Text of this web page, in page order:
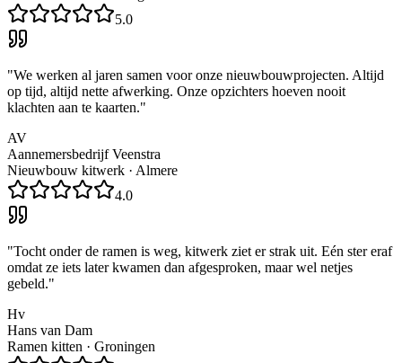
5.0
"We werken al jaren samen voor onze nieuwbouwprojecten. Altijd
op tijd, altijd nette afwerking. Onze opzichters hoeven nooit
klachten aan te kaarten."
AV
Aannemersbedrijf Veenstra
Nieuwbouw kitwerk · Almere
4.0
"Tocht onder de ramen is weg, kitwerk ziet er strak uit. Eén ster eraf
omdat ze iets later kwamen dan afgesproken, maar wel netjes
gebeld."
Hv
Hans van Dam
Ramen kitten · Groningen